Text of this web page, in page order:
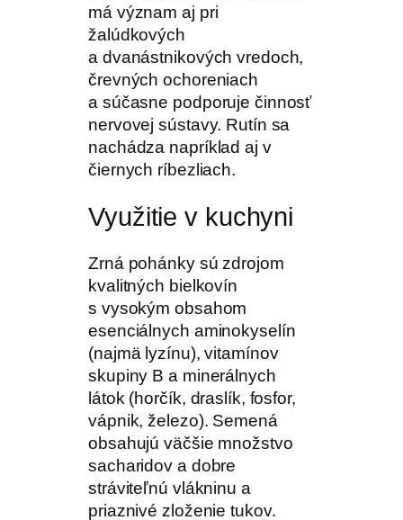
má význam aj pri
žalúdkových
a dvanástnikových vredoch,
črevných ochoreniach
a súčasne podporuje činnosť
nervovej sústavy. Rutín sa
nachádza napríklad aj v
čiernych ríbezliach.
Využitie v kuchyni
Zrná pohánky sú zdrojom
kvalitných bielkovín
s vysokým obsahom
esenciálnych aminokyselín
(najmä lyzínu), vitamínov
skupiny B a minerálnych
látok (horčík, draslík, fosfor,
vápnik, železo). Semená
obsahujú väčšie množstvo
sacharidov a dobre
stráviteľnú vlákninu a
priaznivé zloženie tukov.